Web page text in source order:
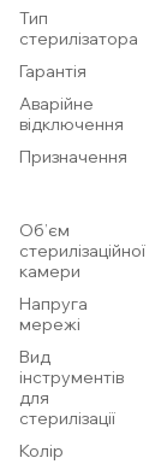
Тип
стерилізатора
Гарантія
Аварійне
відключення
Призначення
Об’єм
стерилізаційної
камери
Напруга
мережі
Вид
інструментів
для
стерилізації
Колір